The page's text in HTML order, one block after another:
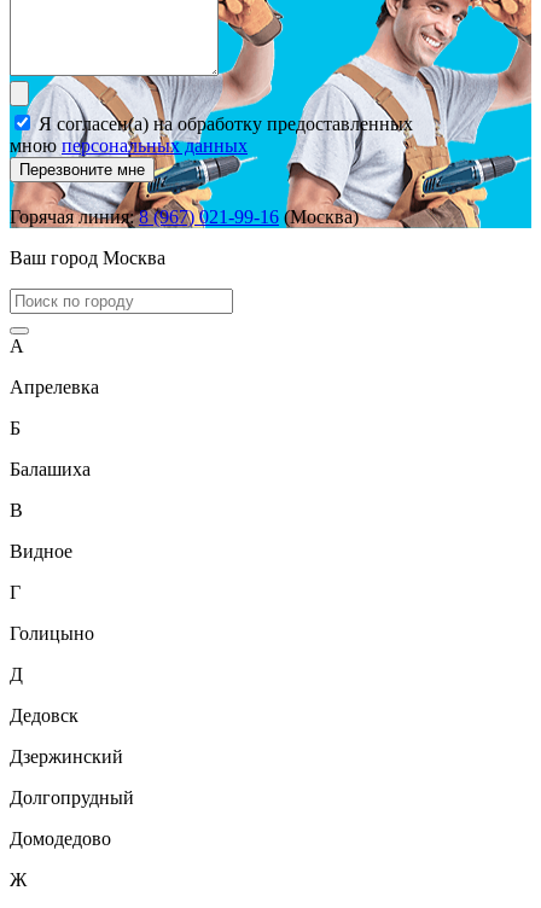
Я согласен(а) на обработку предоставленных
мною персональных данных
Перезвоните мне
Горячая линия:8 (967) 021-99-16 (Москва)
Ваш город Москва
А
Апрелевка
Б
Балашиха
В
Видное
Г
Голицыно
Д
Дедовск
Дзержинский
Долгопрудный
Домодедово
Ж